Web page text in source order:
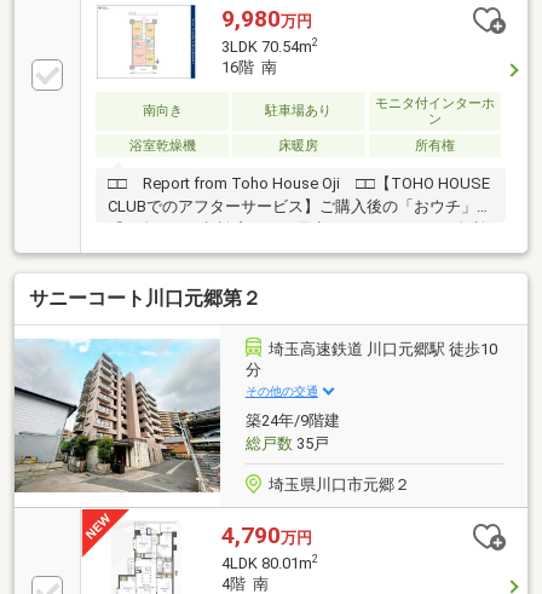
式会社旧分譲≪専有部分≫■21階部分北東向き角住
戸、陽当たり・通風・眺望良好■リビング・ダイニン
グ、各居室の天井高は2.7m、通常よりも高く設定され
ており 開放感あふれる空間となっております♪■二重
床・二重天井構造■LD部分に【TES温水式床暖房】シ
9,980万円
3LDK 70.54m2
16階 南
南向き 駐車場あり
モニタ付インターホ
ン
浴室乾燥機
床暖房 所有権
□□ Report from Toho House Oji □□【TOHO HOUSE
CLUBでのアフターサービス】ご購入後の「おウチ」と
「お金」のご相談窓口をご用意しております！・金利
上昇時のリスクヘッジ、借換え相談、繰上返済のタイ
ミング、各種保険の見直し・・・etc・おウチの設備保
証や定期点検、駆け付けサービス・・・etc購入前のタ
イミングは勿論、購入後のご不安につきましてもご相
談可能です！まずはお気軽に現地をご覧下さいませ。
物件の詳細について、ご見学希望のお客様は下記番号
までお気軽にご連絡下さい。お問い合わせ専用フリー
ダイヤル ： ０１２０－６６１－０４０
サニーコート川口元郷第２
埼玉高速鉄道 川口元郷駅 徒歩10
分
その他の交通
築24年/9階建
総戸数35戸
埼玉県川口市元郷２
4,790万円
4LDK 80.01m2
4階 南